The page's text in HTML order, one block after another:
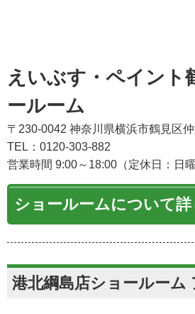
えいぶす・ペイント
ールーム
〒230-0042 神奈川県横浜市鶴見区
TEL：0120-303-882
営業時間 9:00～18:00（定休日：日曜
ショールームについて
港北綱島店ショールーム